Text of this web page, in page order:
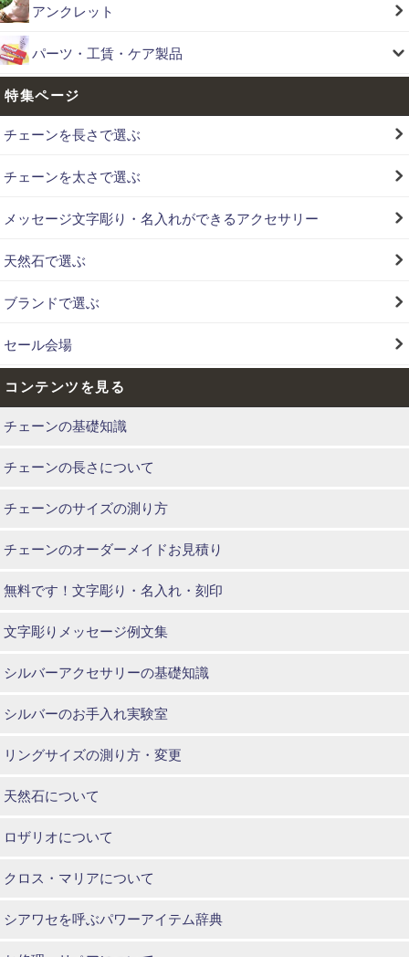
アンクレット
パーツ・工賃・ケア製品
特集ページ
チェーンを長さで選ぶ
チェーンを太さで選ぶ
メッセージ文字彫り・名入れができるアクセサリー
天然石で選ぶ
ブランドで選ぶ
セール会場
コンテンツを見る
チェーンの基礎知識
チェーンの長さについて
チェーンのサイズの測り方
チェーンのオーダーメイドお見積り
無料です！文字彫り・名入れ・刻印
文字彫りメッセージ例文集
シルバーアクセサリーの基礎知識
シルバーのお手入れ実験室
リングサイズの測り方・変更
天然石について
ロザリオについて
クロス・マリアについて
シアワセを呼ぶパワーアイテム辞典